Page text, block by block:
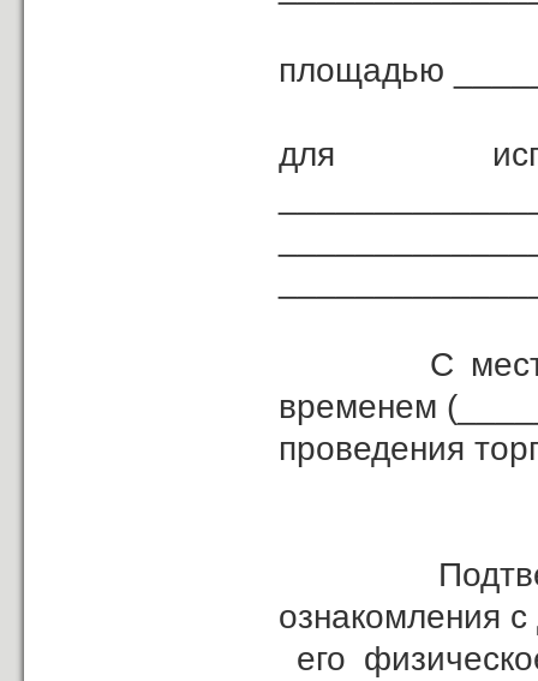
площадью
для
С местом,
временем
проведения
ознакомления
его